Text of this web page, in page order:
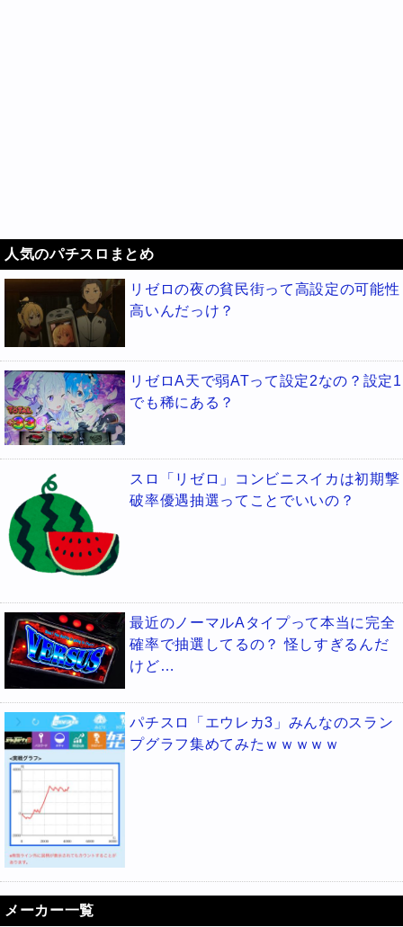
人気のパチスロまとめ
リゼロの夜の貧民街って高設定の可能性
高いんだっけ？
リゼロA天で弱ATって設定2なの？設定1
でも稀にある？
スロ「リゼロ」コンビニスイカは初期撃
破率優遇抽選ってことでいいの？
最近のノーマルAタイプって本当に完全
確率で抽選してるの？ 怪しすぎるんだ
けど…
パチスロ「エウレカ3」みんなのスラン
プグラフ集めてみたｗｗｗｗｗ
メーカー一覧